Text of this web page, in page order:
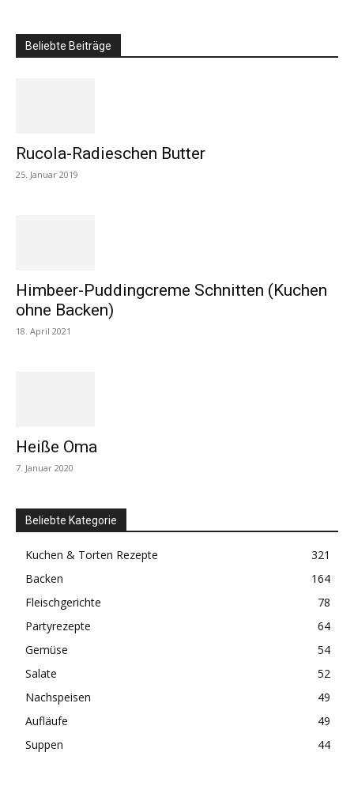
Beliebte Beiträge
Rucola-Radieschen Butter
25. Januar 2019
Himbeer-Puddingcreme Schnitten (Kuchen
ohne Backen)
18. April 2021
Heiße Oma
7. Januar 2020
Beliebte Kategorie
Kuchen & Torten Rezepte
321
Backen
164
Fleischgerichte
78
Partyrezepte
64
Gemüse
54
Salate
52
Nachspeisen
49
Aufläufe
49
Suppen
44